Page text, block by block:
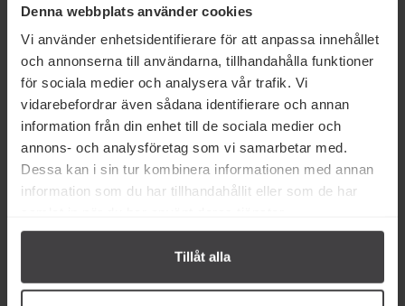
Denna webbplats använder cookies
Vi använder enhetsidentifierare för att anpassa innehållet
och annonserna till användarna, tillhandahålla funktioner
för sociala medier och analysera vår trafik. Vi
vidarebefordrar även sådana identifierare och annan
information från din enhet till de sociala medier och
annons- och analysföretag som vi samarbetar med.
Dessa kan i sin tur kombinera informationen med annan
information som du har tillhandahållit eller som de har
Tillåt alla
Perfekt för såser och grytor.
Innehåll
Betyg
Produktfakta
Prishistorik
Andra köper även